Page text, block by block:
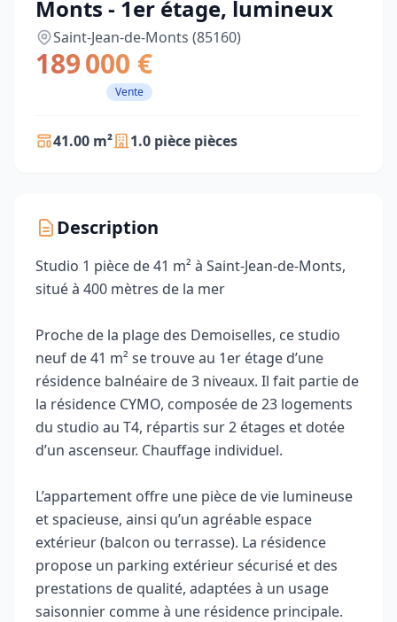
Monts - 1er étage, lumineux
Saint-Jean-de-Monts (85160)
189 000 €
Vente
41.00 m² 1.0 pièce pièces
Description
Studio 1 pièce de 41 m² à Saint-Jean-de-Monts,
situé à 400 mètres de la mer
Proche de la plage des Demoiselles, ce studio
neuf de 41 m² se trouve au 1er étage d’une
résidence balnéaire de 3 niveaux. Il fait partie de
la résidence CYMO, composée de 23 logements
du studio au T4, répartis sur 2 étages et dotée
d’un ascenseur. Chauffage individuel.
L’appartement offre une pièce de vie lumineuse
et spacieuse, ainsi qu’un agréable espace
extérieur (balcon ou terrasse). La résidence
propose un parking extérieur sécurisé et des
prestations de qualité, adaptées à un usage
saisonnier comme à une résidence principale.